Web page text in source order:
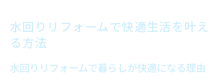
給湯器交換も同時に進めるリフォームの秘訣
術
水回りリフォームで快適生活を叶え
る方法
水回りリフォームで暮らしが快適になる理由